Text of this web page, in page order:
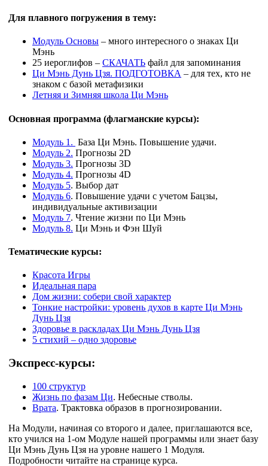
Для плавного погружения в тему:
Модуль Основы – много интересного о знаках Ци
Мэнь
25 иероглифов – СКАЧАТЬ файл для запоминания
Ци Мэнь Дунь Цзя. ПОДГОТОВКА – для тех, кто не
знаком с базой метафизики
Летняя и Зимняя школа Ци Мэнь
Основная программа (флагманские курсы):
Модуль 1. База Ци Мэнь. Повышение удачи.
Модуль 2. Прогнозы 2D
Модуль 3. Прогнозы 3D
Модуль 4. Прогнозы 4D
Модуль 5. Выбор дат
Модуль 6. Повышение удачи с учетом Бацзы,
индивидуальные активизации
Модуль 7. Чтение жизни по Ци Мэнь
Модуль 8. Ци Мэнь и Фэн Шуй
Тематические курсы:
Красота Игры
Идеальная пара
Дом жизни: собери свой характер
Тонкие настройки: уровень духов в карте Ци Мэнь
Дунь Цзя
Здоровье в раскладах Ци Мэнь Дунь Цзя
5 стихий – одно здоровье
Экспресс-курсы:
100 структур
Жизнь по фазам Ци. Небесные стволы.
Врата. Трактовка образов в прогнозировании.
На Модули, начиная со второго и далее, приглашаются все,
кто учился на 1-ом Модуле нашей программы или знает базу
Ци Мэнь Дунь Цзя на уровне нашего 1 Модуля.
Подробности читайте на странице курса.